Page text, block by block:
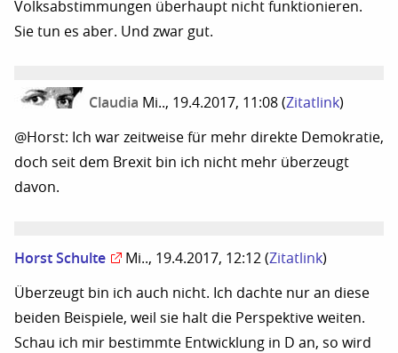
Volksabstimmungen überhaupt nicht funktionieren.
Sie tun es aber. Und zwar gut.
Claudia Mi.., 19.4.2017, 11:08 (Zitatlink)
@Horst: Ich war zeitweise für mehr direkte Demokratie,
doch seit dem Brexit bin ich nicht mehr überzeugt
davon.
Horst Schulte Mi.., 19.4.2017, 12:12 (Zitatlink)
Überzeugt bin ich auch nicht. Ich dachte nur an diese
beiden Beispiele, weil sie halt die Perspektive weiten.
Schau ich mir bestimmte Entwicklung in D an, so wird